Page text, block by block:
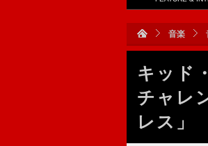
音楽
キッド
チャレ
レス」